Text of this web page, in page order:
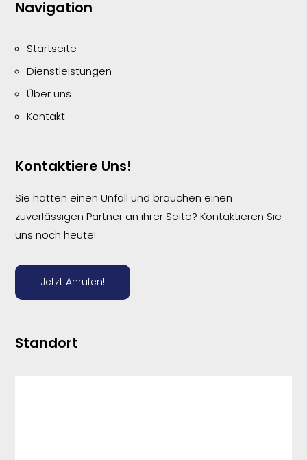
Navigation
Startseite
Dienstleistungen
Über uns
Kontakt
Kontaktiere Uns!
Sie hatten einen Unfall und brauchen einen
zuverlässigen Partner an ihrer Seite? Kontaktieren Sie
uns noch heute!
Jetzt Anrufen!
Standort